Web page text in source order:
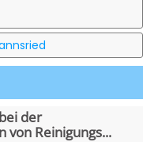
der
von Reinigungs...